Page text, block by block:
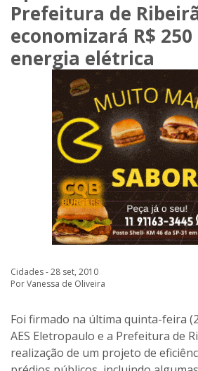
Prefeitura de
economizará R$
energia elétrica
Cidades - 28 set, 2010
Por Vanessa de Oliveira
Foi firmado na última quinta-feira
AES Eletropaulo e a Prefeitura de
realização de um projeto de